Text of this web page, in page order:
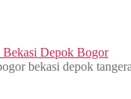
Depok Bogor
bekasi depok